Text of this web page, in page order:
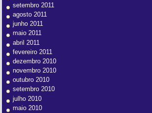
setembro 2011
agosto 2011
junho 2011
maio 2011
abril 2011
fevereiro 2011
dezembro 2010
novembro 2010
outubro 2010
setembro 2010
julho 2010
maio 2010